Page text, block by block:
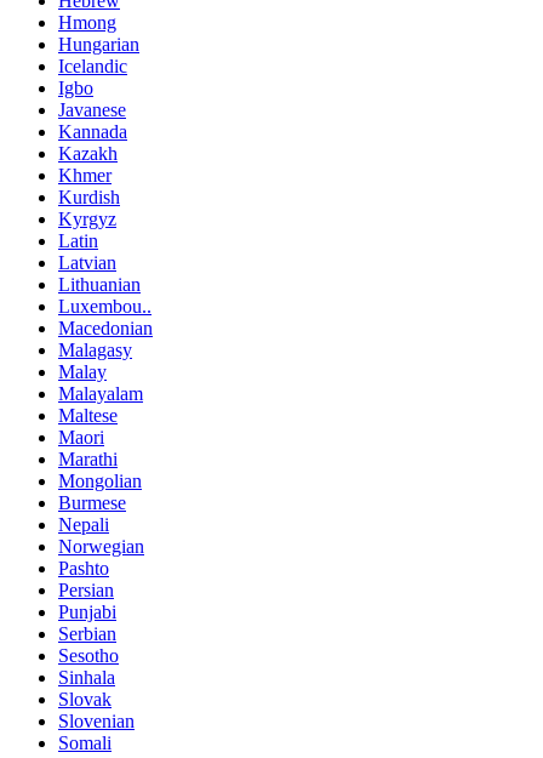
Hmong
Hungarian
Icelandic
Igbo
Javanese
Kannada
Kazakh
Khmer
Kurdish
Kyrgyz
Latin
Latvian
Lithuanian
Luxembou..
Macedonian
Malagasy
Malay
Malayalam
Maltese
Maori
Marathi
Mongolian
Burmese
Nepali
Norwegian
Pashto
Persian
Punjabi
Serbian
Sesotho
Sinhala
Slovak
Slovenian
Somali